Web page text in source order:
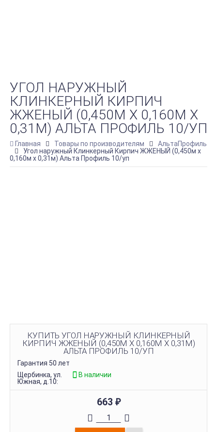
УГОЛ НАРУЖНЫЙ
КЛИНКЕРНЫЙ КИРПИЧ
ЖЖЕНЫЙ (0,450М Х 0,160М Х
0,31М) АЛЬТА ПРОФИЛЬ 10/УП
Главная Товары по производителям
АльтаПрофиль
Угол наружный Клинкерный Кирпич ЖЖЕНЫЙ (0,450м х
0,160м х 0,31м) Альта Профиль 10/уп
КУПИТЬ УГОЛ НАРУЖНЫЙ КЛИНКЕРНЫЙ
КИРПИЧ ЖЖЕНЫЙ (0,450М Х 0,160М Х 0,31М)
АЛЬТА ПРОФИЛЬ 10/УП
Гарантия 50 лет
Щербинка, ул.
Южная, д.10:
В наличии
663 ₽